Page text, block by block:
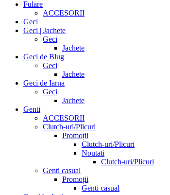
Fulare
ACCESORII
Geci
Geci | Jachete
Geci
Jachete
Geci de Blug
Geci
Jachete
Geci de Iarna
Geci
Jachete
Genti
ACCESORII
Clutch-uri/Plicuri
Promoții
Clutch-uri/Plicuri
Noutati
Clutch-uri/Plicuri
Genti casual
Promoții
Genti casual